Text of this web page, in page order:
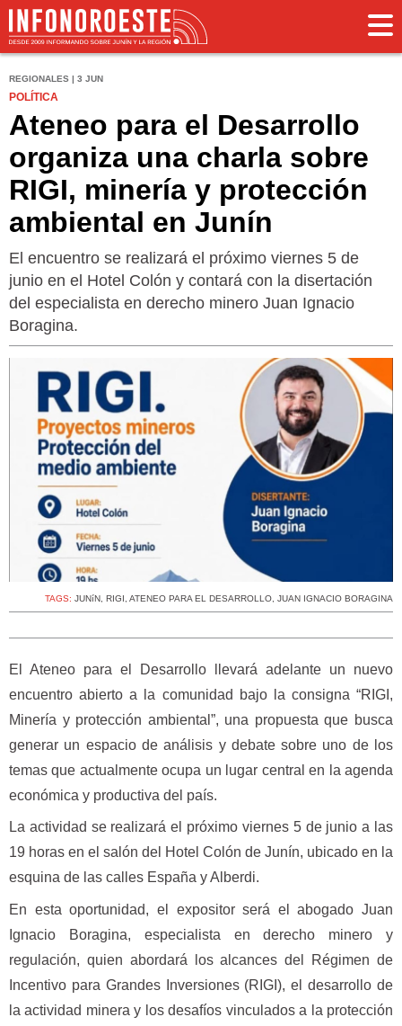
REGIONALES | 3 JUN
POLÍTICA
Ateneo para el Desarrollo
organiza una charla sobre
RIGI, minería y protección
ambiental en Junín
El encuentro se realizará el próximo viernes 5 de
junio en el Hotel Colón y contará con la disertación
del especialista en derecho minero Juan Ignacio
Boragina.
TAGS: JUNíN, RIGI , ATENEO PARA EL DESARROLLO, JUAN IGNACIO BORAGINA
El Ateneo para el Desarrollo llevará adelante un nuevo
encuentro abierto a la comunidad bajo la consigna “RIGI,
Minería y protección ambiental”, una propuesta que busca
generar un espacio de análisis y debate sobre uno de los
temas que actualmente ocupa un lugar central en la agenda
económica y productiva del país.
La actividad se realizará el próximo viernes 5 de junio a las
19 horas en el salón del Hotel Colón de Junín, ubicado en la
esquina de las calles España y Alberdi.
En esta oportunidad, el expositor será el abogado Juan
Ignacio Boragina, especialista en derecho minero y
regulación, quien abordará los alcances del Régimen de
Incentivo para Grandes Inversiones (RIGI), el desarrollo de
la actividad minera y los desafíos vinculados a la protección